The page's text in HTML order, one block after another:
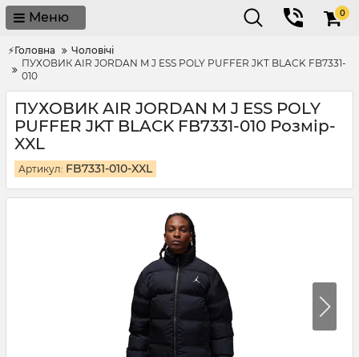
Меню 0
⚡Головна
Чоловічі
ПУХОВИК AIR JORDAN M J ESS POLY PUFFER JKT BLACK FB7331-
010
ПУХОВИК AIR JORDAN M J ESS POLY
PUFFER JKT BLACK FB7331-010 Розмір-
XXL
Артикул: FB7331-010-XXL